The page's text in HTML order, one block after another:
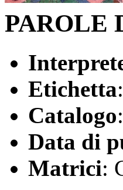
PAROLE
Etichetta
Catalogo
Data di
Matrici: